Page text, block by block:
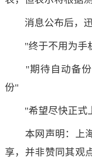
消息公布后，迅
"终于不用为手
"期待自动备份
份"
"希望尽快正式
本网声明：上海
享，并非赞同其观